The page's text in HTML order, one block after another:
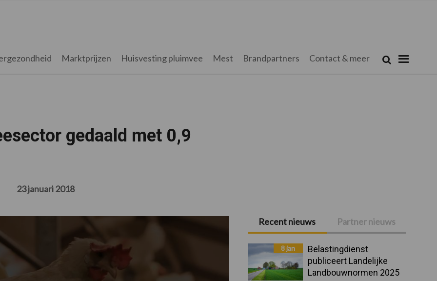
Marktprijzen Huisvesting pluimvee Mest Brandpartners Contact & meer Zoek
gedaald met 0,9
23 januari 2018
Primaire
Sidebar
Recent nieuws Partner nieuws
8 jan
Belastingdienst
publiceert Landelijke
Landbouwnormen 2025